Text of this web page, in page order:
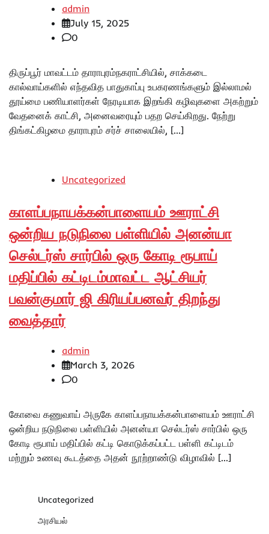
admin
July 15, 2025
0
திருப்பூர் மாவட்டம் தாராபுரம்நகராட்சியில், சாக்கடை
கால்வாய்களில் எந்தவித பாதுகாப்பு உபகரணங்களும் இல்லாமல்
தூய்மை பணியாளர்கள் நேரடியாக இறங்கி கழிவுகளை அகற்றும்
வேதனைக் காட்சி, அனைவரையும் பதற செய்கிறது. நேற்று
திங்கட்கிழமை தாராபுரம் சர்ச் சாலையில், […]
Uncategorized
காளப்பநாயக்கன்பாளையம் ஊராட்சி
ஒன்றிய நடுநிலை பள்ளியில் அனன்யா
செல்டர்ஸ் சார்பில் ஒரு கோடி ரூபாய்
மதிப்பில் கட்டிடம்மாவட்ட ஆட்சியர்
பவன்குமார் ஜி கிரியப்பனவர் திறந்து
வைத்தார்
admin
March 3, 2026
0
கோவை கணுவாய் அருகே காளப்பநாயக்கன்பாளையம் ஊராட்சி
ஒன்றிய நடுநிலை பள்ளியில் அனன்யா செல்டர்ஸ் சார்பில் ஒரு
கோடி ரூபாய் மதிப்பில் கட்டி கொடுக்கப்பட்ட பள்ளி கட்டிடம்
மற்றும் உணவு கூடத்தை அதன் நூற்றாண்டு விழாவில் […]
Uncategorized
அரசியல்